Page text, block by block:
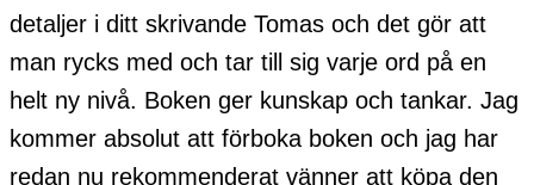
detaljer i ditt skrivande Tomas och det gör att
man rycks med och tar till sig varje ord på en
helt ny nivå. Boken ger kunskap och tankar. Jag
kommer absolut att förboka boken och jag har
redan nu rekommenderat vänner att köpa den